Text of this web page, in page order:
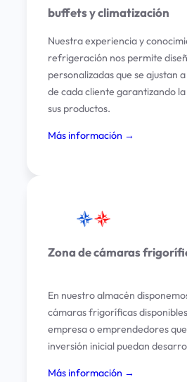
buffets y climatización
Nuestra experiencia y
refrigeración nos permite
personalizadas que se ajustan
de cada cliente garantizando
sus productos.
Más información →
Zona de cámaras
En nuestro almacén
cámaras frigoríficas
empresa o emprendedores
inversión inicial puedan
Más información →